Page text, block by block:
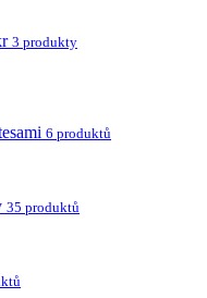
3 produkty
6 produktů
35 produktů